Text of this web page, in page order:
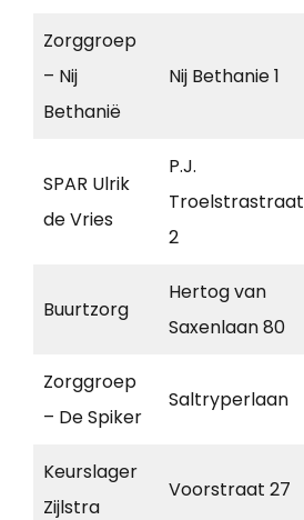
Zorggroep
– Nij
Bethanië
Nij Bethanie 1
SPAR Ulrik
de Vries
P.J.
Troelstrastraat
2
Buurtzorg
Hertog van
Saxenlaan 80
Zorggroep
– De Spiker
Saltryperlaan
Keurslager
Zijlstra
Voorstraat 27